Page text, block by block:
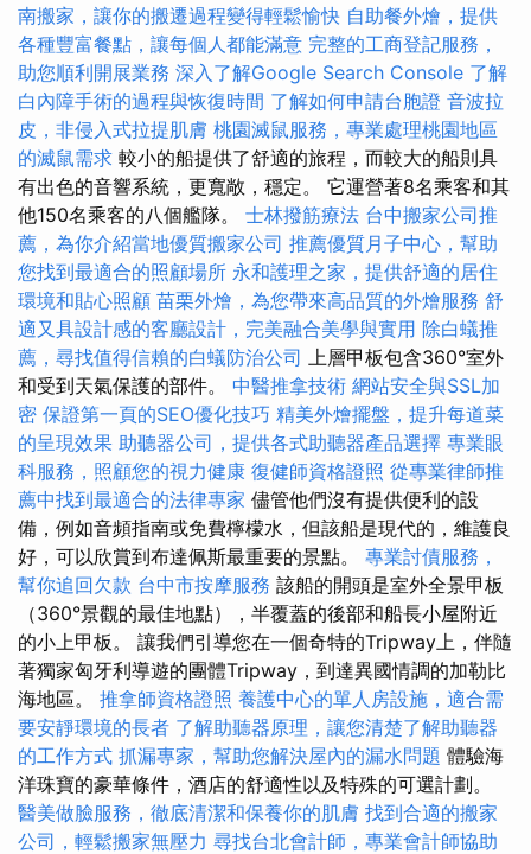
南搬家，讓你的搬遷過程變得輕鬆愉快 自助餐外燴，提供
各種豐富餐點，讓每個人都能滿意 完整的工商登記服務，
助您順利開展業務 深入了解Google Search Console 了解
白內障手術的過程與恢復時間 了解如何申請台胞證 音波拉
皮，非侵入式拉提肌膚 桃園滅鼠服務，專業處理桃園地區
的滅鼠需求 較小的船提供了舒適的旅程，而較大的船則具
有出色的音響系統，更寬敞，穩定。 它運營著8名乘客和其
他150名乘客的八個艦隊。 士林撥筋療法 台中搬家公司推
薦，為你介紹當地優質搬家公司 推薦優質月子中心，幫助
您找到最適合的照顧場所 永和護理之家，提供舒適的居住
環境和貼心照顧 苗栗外燴，為您帶來高品質的外燴服務 舒
適又具設計感的客廳設計，完美融合美學與實用 除白蟻推
薦，尋找值得信賴的白蟻防治公司 上層甲板包含360°室外
和受到天氣保護的部件。 中醫推拿技術 網站安全與SSL加
密 保證第一頁的SEO優化技巧 精美外燴擺盤，提升每道菜
的呈現效果 助聽器公司，提供各式助聽器產品選擇 專業眼
科服務，照顧您的視力健康 復健師資格證照 從專業律師推
薦中找到最適合的法律專家 儘管他們沒有提供便利的設
備，例如音頻指南或免費檸檬水，但該船是現代的，維護良
好，可以欣賞到布達佩斯最重要的景點。 專業討債服務，
幫你追回欠款 台中市按摩服務 該船的開頭是室外全景甲板
（360°景觀的最佳地點），半覆蓋的後部和船長小屋附近
的小上甲板。 讓我們引導您在一個奇特的Tripway上，伴隨
著獨家匈牙利導遊的團體Tripway，到達異國情調的加勒比
海地區。 推拿師資格證照 養護中心的單人房設施，適合需
要安靜環境的長者 了解助聽器原理，讓您清楚了解助聽器
的工作方式 抓漏專家，幫助您解決屋內的漏水問題 體驗海
洋珠寶的豪華條件，酒店的舒適性以及特殊的可選計劃。
醫美做臉服務，徹底清潔和保養你的肌膚 找到合適的搬家
公司，輕鬆搬家無壓力 尋找台北會計師，專業會計師協助